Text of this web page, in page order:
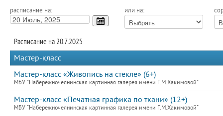
расписание на: или на:
Расписание на 20.7.2025
Мастер-класс
Мастер-класс «Живопись на стекле» (6+)
МБУ "Набережночелнинская картинная галерея имени Г.М.Хакимовой"
Мастер-класс «Печатная графика по ткани» (12+)
МБУ "Набережночелнинская картинная галерея имени Г.М.Хакимовой"